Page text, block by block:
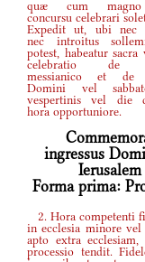
quæ cum
concursu celebrari
Expedit ut, ubi nec
nec introitus
potest, habeatur
celebratio de
messianico et de
Domini vel
vespertinis vel die
hora opportuniore.
ingressus
Ierusalem
Forma prima:
2. Hora competenti
in ecclesia minore
apto extra ecclesiam,
processio tendit.